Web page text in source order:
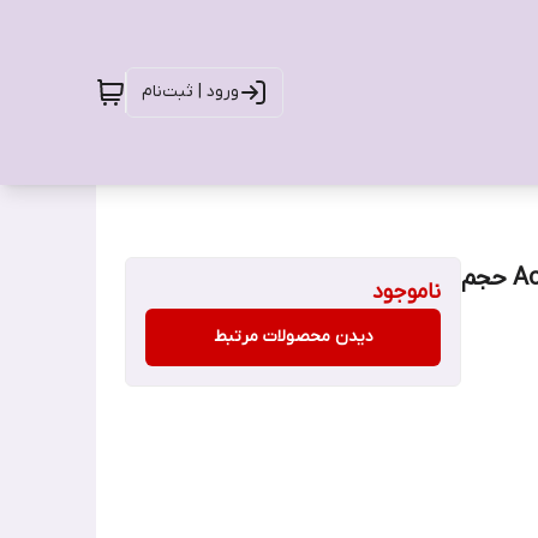
ورود | ثبت‌نام
ژل شستشو سراوی CeraVe مدل آکنه کنترل Acne Control حجم ناموجود
دیدن محصولات مرتبط